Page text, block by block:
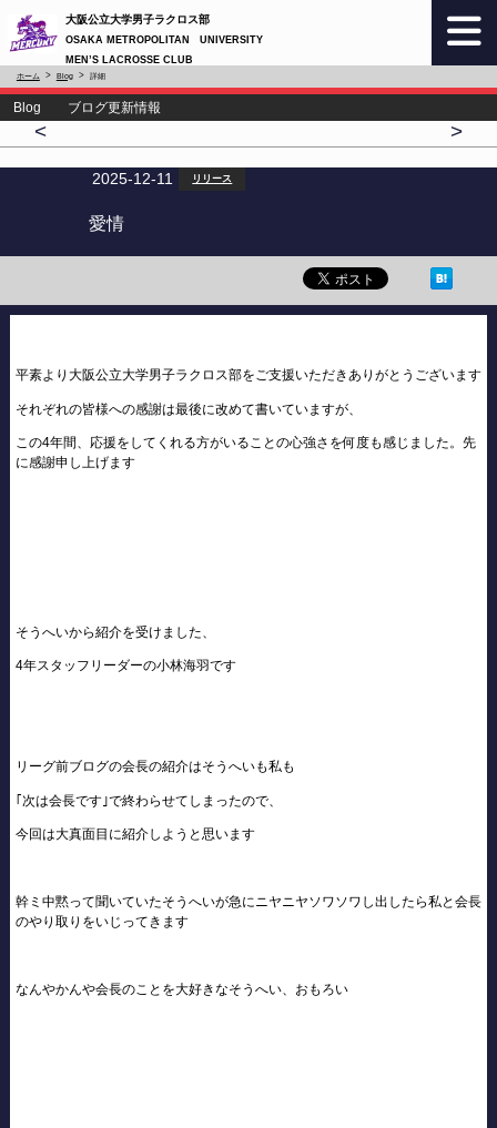
大阪公立大学男子ラクロス部
OSAKA METROPOLITAN UNIVERSITY
MEN’S LACROSSE CLUB
ホーム Blog 詳細
Blog ブログ更新情報
< >
2025-12-11 リリース
愛情
平素より大阪公立大学男子ラクロス部をご支援いただきありがとうございます
それぞれの皆様への感謝は最後に改めて書いていますが、
この4年間、応援をしてくれる方がいることの心強さを何度も感じました。先
に感謝申し上げます
そうへいから紹介を受けました、
4年スタッフリーダーの小林海羽です
リーグ前ブログの会長の紹介はそうへいも私も
｢次は会長です｣で終わらせてしまったので、
今回は大真面目に紹介しようと思います
幹ミ中黙って聞いていたそうへいが急にニヤニヤソワソワし出したら私と会長
のやり取りをいじってきます
なんやかんや会長のことを大好きなそうへい、おもろい